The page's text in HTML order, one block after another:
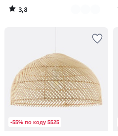
3,8
/
-55% по коду 5525